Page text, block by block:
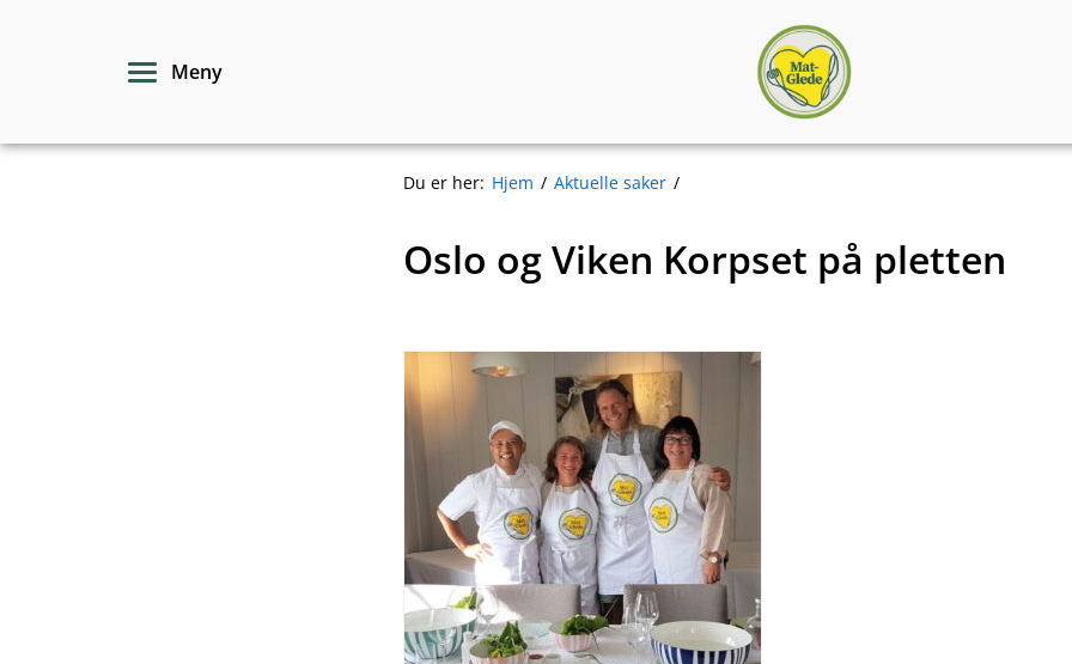
Meny
Matgledekorpset
Du er her: Hjem Aktuelle saker
Oslo og Viken Korpset på pletten